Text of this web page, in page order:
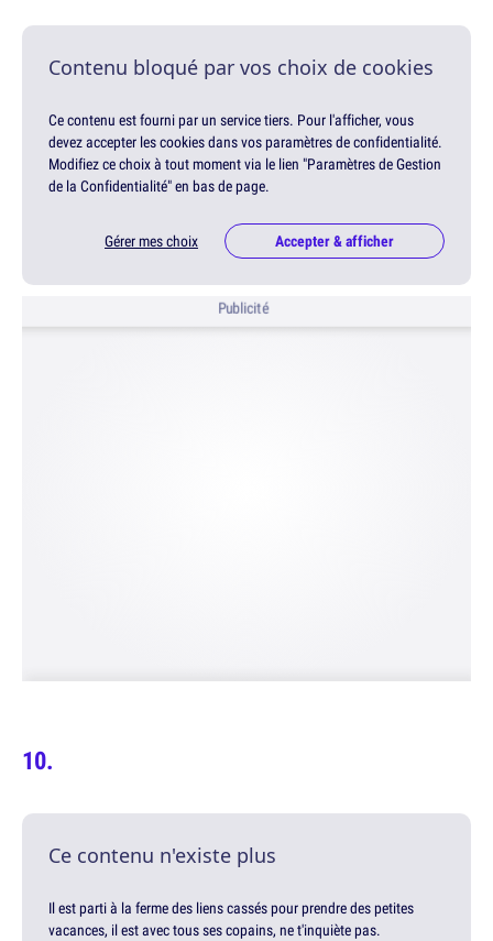
Contenu bloqué par vos choix de cookies
Ce contenu est fourni par un service tiers. Pour l'afficher, vous
devez accepter les cookies dans vos paramètres de confidentialité.
Modifiez ce choix à tout moment via le lien "Paramètres de Gestion
de la Confidentialité" en bas de page.
Gérer mes choix Accepter & afficher
Publicité
Ce contenu n'existe plus
Il est parti à la ferme des liens cassés pour prendre des petites
vacances, il est avec tous ses copains, ne t'inquiète pas.